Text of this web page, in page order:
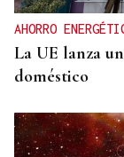
AHORRO
La UE lanza
doméstico